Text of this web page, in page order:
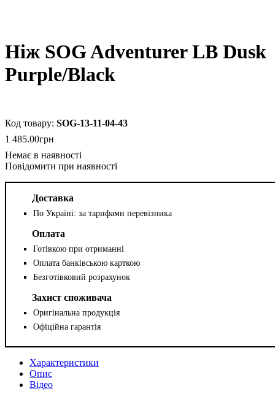
Ніж SOG Adventurer LB Dusk
Purple/Black
SOG-13-11-04-43
1 485.00грн
Повідомити при наявності
Доставка
По Україні: за тарифами перевізника
Оплата
Готівкою при отриманні
Оплата банківською карткою
Безготівковий розрахунок
Захист споживача
Оригінальна продукція
Офіційна гарантія
Характеристики
Опис
Відео